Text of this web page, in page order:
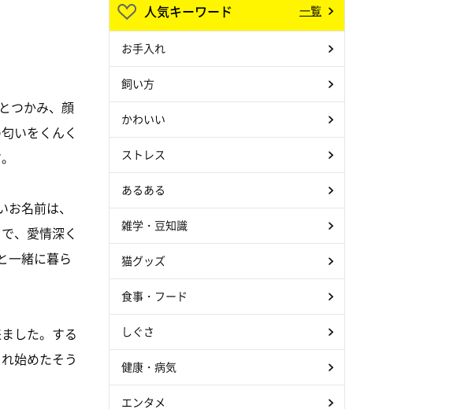
つかみ、顔
いをくんく
名前は、
、愛情深く
一緒に暮ら
した。する
始めたそう
人気キーワード 一覧
お手入れ
飼い方
かわいい
ストレス
あるある
雑学・豆知識
猫グッズ
食事・フード
しぐさ
健康・病気
エンタメ